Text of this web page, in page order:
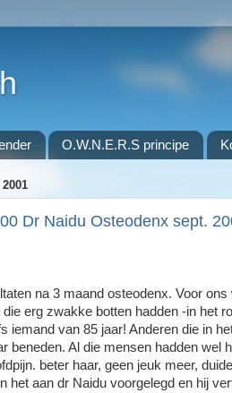
O.W.N.E.R.S principe
Dr Naidu Osteodenx sept.
na 3 maand osteodenx. Voor
erg zwakke botten hadden -in het
iemand van 85 jaar! Anderen die in
beneden. Al die mensen hadden wel
beter haar, geen jeuk meer,
het aan dr Naidu voorgelegd en hij